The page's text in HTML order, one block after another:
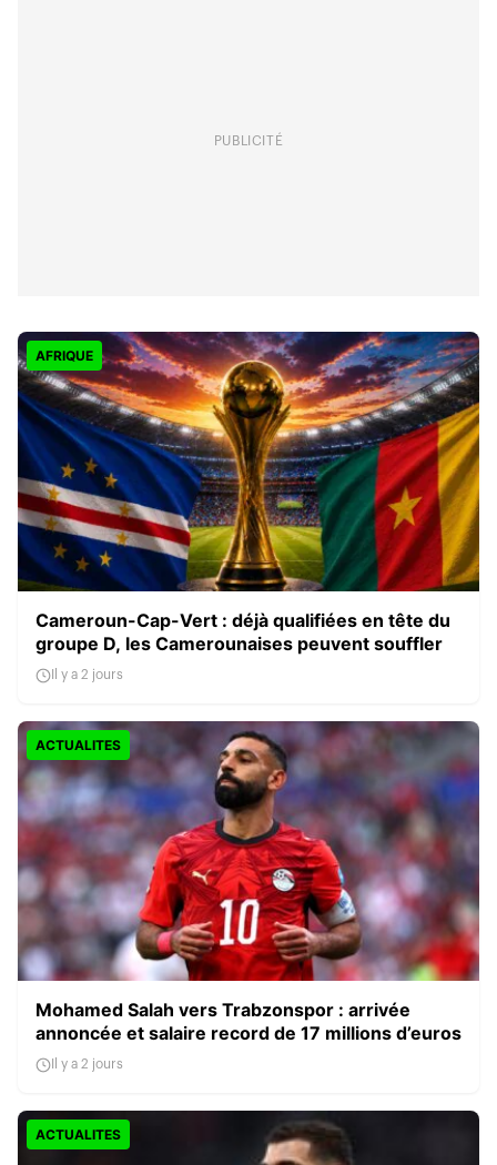
PUBLICITÉ
AFRIQUE
Cameroun-Cap-Vert : déjà qualifiées en tête du
groupe D, les Camerounaises peuvent souffler
Il y a 2 jours
ACTUALITES
Mohamed Salah vers Trabzonspor : arrivée
annoncée et salaire record de 17 millions d’euros
Il y a 2 jours
ACTUALITES